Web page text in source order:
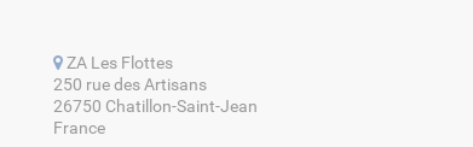
ZA Les Flottes
250 rue des Artisans
26750 Chatillon-Saint-Jean
France